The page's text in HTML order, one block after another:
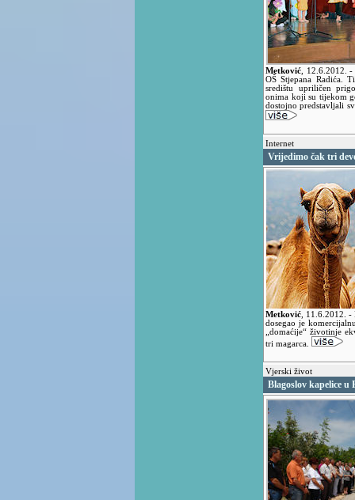
Metković 12.6.2012. -
OŠ Stjepana Radića.
središtu upriličen
onima koji su tijekom
dostojno predstavljali
Internet
Vrijedimo čak tri
Metković 11.6.2012. -
dosegao je
„domaćije“ životinje
tri magarca.
Vjerski život
Blagoslov kapelice u